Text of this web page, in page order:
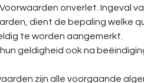
onverlet. Ingeval
dient de bepaling welke
te worden aangemerkt.
geldigheid ook na
zijn alle voorgaande